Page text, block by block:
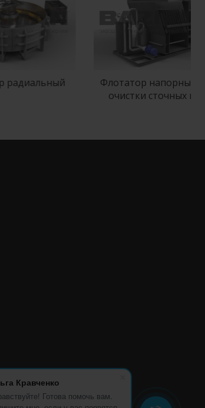
Кравченко
Готова помочь вам.
Флотатор напорный для
очистки сточных вод